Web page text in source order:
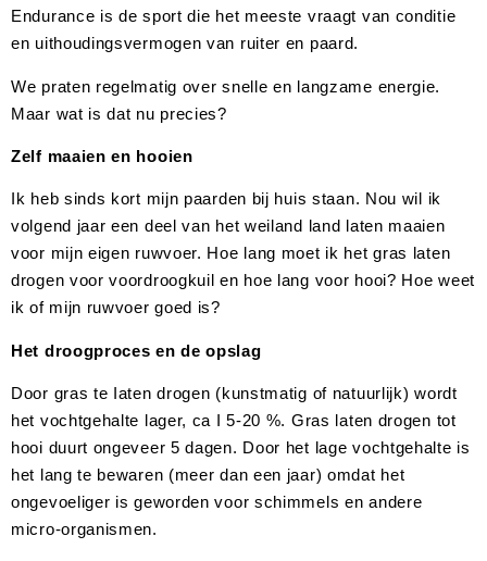
Endurance is de sport die het meeste vraagt van conditie
en uithoudingsvermogen van ruiter en paard.
We praten regelmatig over snelle en langzame energie.
Maar wat is dat nu precies?
Zelf maaien en hooien
Ik heb sinds kort mijn paarden bij huis staan. Nou wil ik
volgend jaar een deel van het weiland land laten maaien
voor mijn eigen ruwvoer. Hoe lang moet ik het gras laten
drogen voor voordroogkuil en hoe lang voor hooi? Hoe weet
ik of mijn ruwvoer goed is?
Het droogproces en de opslag
Door gras te Iaten drogen (kunstmatig of natuurlijk) wordt
het vochtgehalte lager, ca I 5-20 %. Gras laten drogen tot
hooi duurt ongeveer 5 dagen. Door het lage vochtgehalte is
het lang te bewaren (meer dan een jaar) omdat het
ongevoeliger is geworden voor schimmels en andere
micro-organismen.